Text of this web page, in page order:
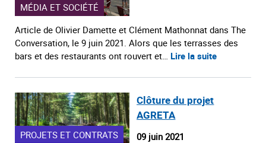
MÉDIA ET SOCIÉTÉ
Article de Olivier Damette et Clément Mathonnat dans The
Conversation, le 9 juin 2021. Alors que les terrasses des
bars et des restaurants ont rouvert et… Lire la suite
PROJETS ET CONTRATS
Clôture du projet
AGRETA
09 juin 2021